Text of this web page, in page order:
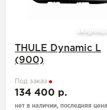
THULE Dynamic L
(900)
Под заказ
134 400 р.
нет в наличии, последняя цена